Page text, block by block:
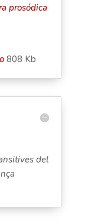
prosódica
808 Kb
del